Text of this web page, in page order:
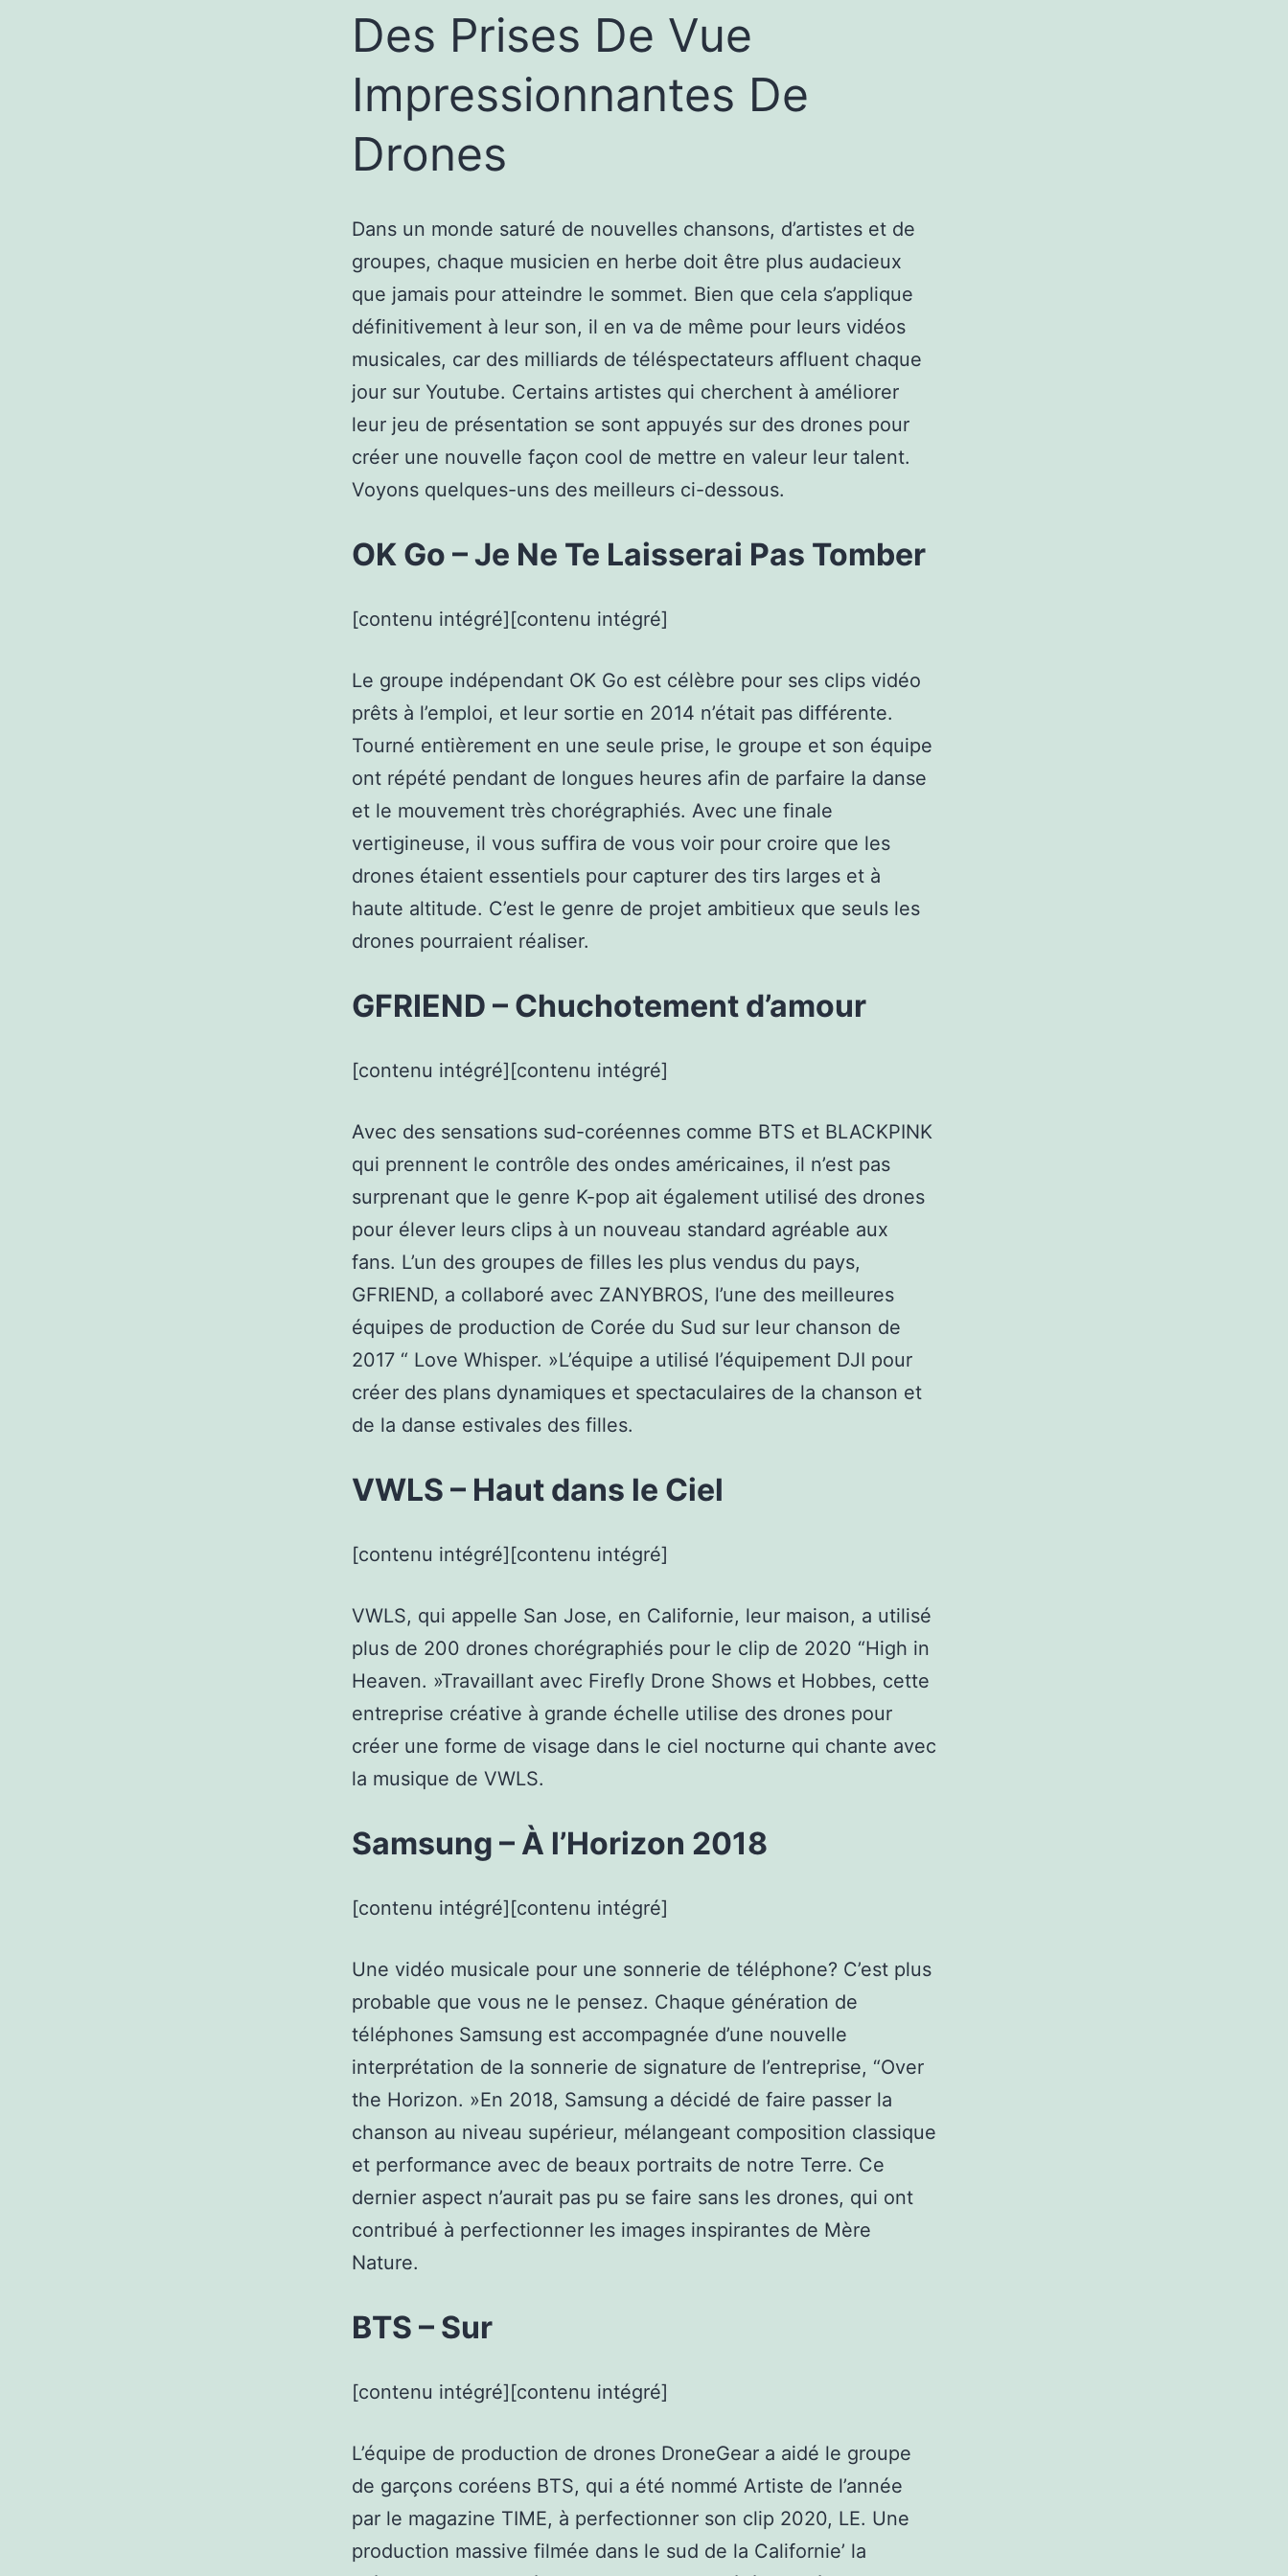
Des Prises De Vue
Impressionnantes De
Drones
Dans un monde saturé de nouvelles chansons, d’artistes et de
groupes, chaque musicien en herbe doit être plus audacieux
que jamais pour atteindre le sommet. Bien que cela s’applique
définitivement à leur son, il en va de même pour leurs vidéos
musicales, car des milliards de téléspectateurs affluent chaque
jour sur Youtube. Certains artistes qui cherchent à améliorer
leur jeu de présentation se sont appuyés sur des drones pour
créer une nouvelle façon cool de mettre en valeur leur talent.
Voyons quelques-uns des meilleurs ci-dessous.
OK Go – Je Ne Te Laisserai Pas Tomber
[contenu intégré][contenu intégré]
Le groupe indépendant OK Go est célèbre pour ses clips vidéo
prêts à l’emploi, et leur sortie en 2014 n’était pas différente.
Tourné entièrement en une seule prise, le groupe et son équipe
ont répété pendant de longues heures afin de parfaire la danse
et le mouvement très chorégraphiés. Avec une finale
vertigineuse, il vous suffira de vous voir pour croire que les
drones étaient essentiels pour capturer des tirs larges et à
haute altitude. C’est le genre de projet ambitieux que seuls les
drones pourraient réaliser.
GFRIEND – Chuchotement d’amour
[contenu intégré][contenu intégré]
Avec des sensations sud-coréennes comme BTS et BLACKPINK
qui prennent le contrôle des ondes américaines, il n’est pas
surprenant que le genre K-pop ait également utilisé des drones
pour élever leurs clips à un nouveau standard agréable aux
fans. L’un des groupes de filles les plus vendus du pays,
GFRIEND, a collaboré avec ZANYBROS, l’une des meilleures
équipes de production de Corée du Sud sur leur chanson de
2017 “ Love Whisper. »L’équipe a utilisé l’équipement DJI pour
créer des plans dynamiques et spectaculaires de la chanson et
de la danse estivales des filles.
VWLS – Haut dans le Ciel
[contenu intégré][contenu intégré]
VWLS, qui appelle San Jose, en Californie, leur maison, a utilisé
plus de 200 drones chorégraphiés pour le clip de 2020 “High in
Heaven. »Travaillant avec Firefly Drone Shows et Hobbes, cette
entreprise créative à grande échelle utilise des drones pour
créer une forme de visage dans le ciel nocturne qui chante avec
la musique de VWLS.
Samsung – À l’Horizon 2018
[contenu intégré][contenu intégré]
Une vidéo musicale pour une sonnerie de téléphone? C’est plus
probable que vous ne le pensez. Chaque génération de
téléphones Samsung est accompagnée d’une nouvelle
interprétation de la sonnerie de signature de l’entreprise, “Over
the Horizon. »En 2018, Samsung a décidé de faire passer la
chanson au niveau supérieur, mélangeant composition classique
et performance avec de beaux portraits de notre Terre. Ce
dernier aspect n’aurait pas pu se faire sans les drones, qui ont
contribué à perfectionner les images inspirantes de Mère
Nature.
BTS – Sur
[contenu intégré][contenu intégré]
L’équipe de production de drones DroneGear a aidé le groupe
de garçons coréens BTS, qui a été nommé Artiste de l’année
par le magazine TIME, à perfectionner son clip 2020, LE. Une
production massive filmée dans le sud de la Californie’ la